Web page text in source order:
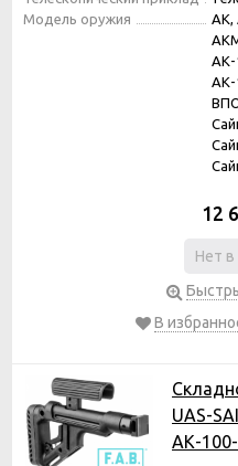
Модель оружия
АК,
АК-
АК-
12
Нет в
В
UAS-
АК-